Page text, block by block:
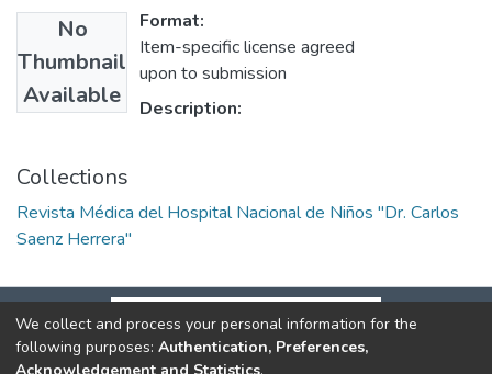
No
Thumbnail
Available
Format:
Item-specific license agreed
upon to submission
Description:
Collections
Revista Médica del Hospital Nacional de Niños "Dr. Carlos
Saenz Herrera"
We collect and process your personal information for the
following purposes: Authentication, Preferences,